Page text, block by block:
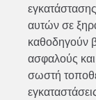
αυτών σε
καθοδηγούν
ασφαλούς
σωστή